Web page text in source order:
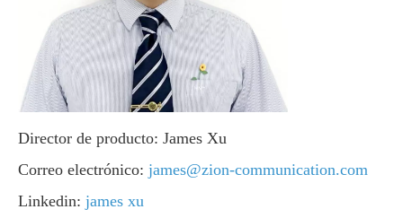
Director de producto: James Xu
Correo electrónico: james@zion-communication.com
Linkedin: james xu